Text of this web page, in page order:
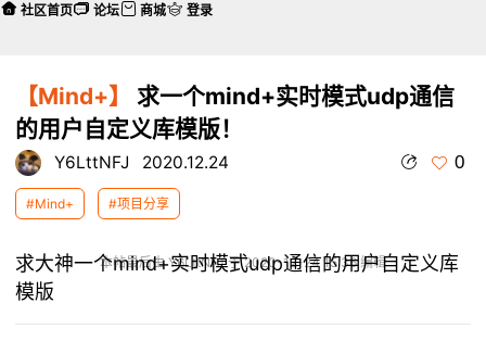
【Mind+】
求一个mind+实时模式udp通信
的用户自定义库模版！
Y6LttNFJ 2020.12.24 0
#Mind+ #项目分享
本帖最后由 Y6LttNFJ 于 2020-12-24 15:36 编辑
求大神一个mind+实时模式udp通信的用户自定义库
模版
社区首页 论坛 商城 登录